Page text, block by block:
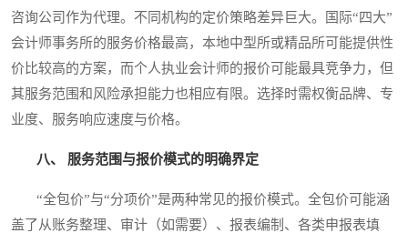
咨询公司作为代理。不同机构的定价策略差异巨大。国际“四大”
会计师事务所的服务价格最高，本地中型所或精品所可能提供性
价比较高的方案，而个人执业会计师的报价可能最具竞争力，但
其服务范围和风险承担能力也相应有限。选择时需权衡品牌、专
业度、服务响应速度与价格。
八、 服务范围与报价模式的明确界定
“全包价”与“分项价”是两种常见的报价模式。全包价可能涵
盖了从账务整理、审计（如需要）、报表编制、各类申报表填